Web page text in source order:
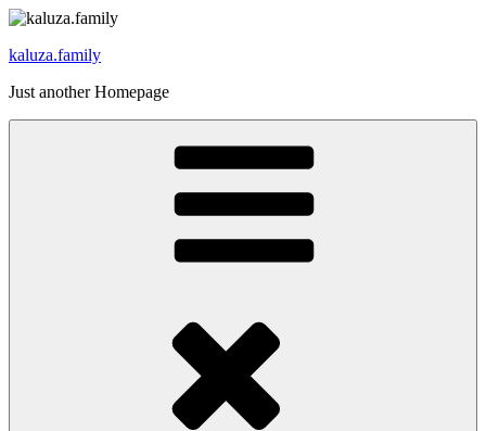
Zum
springen
kaluza.family
Just another Homepage